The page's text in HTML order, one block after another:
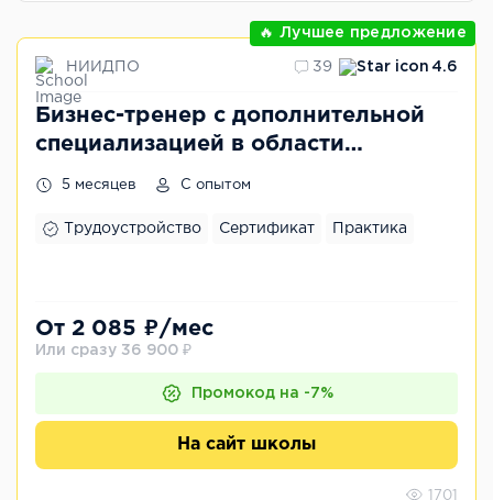
🔥 Лучшее предложение
НИИДПО 39 4.6
Бизнес-тренер с дополнительной
специализацией в области
5 месяцев С опытом
Трудоустройство Сертификат Практика
От 2 085 ₽/мес
Или сразу 36 900 ₽
Промокод на -7%
На сайт школы
1701